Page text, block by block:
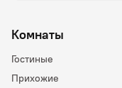
Комнаты
Гостиные
Прихожие